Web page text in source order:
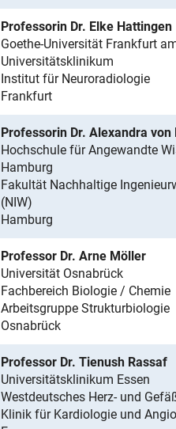
Professorin Dr. Elke Hattingen
Goethe-Universität Frankfurt
Universitätsklinikum
Institut für Neuroradiologie
Frankfurt
Professorin Dr. Alexandra von
Hochschule für Angewandte
Hamburg
Fakultät Nachhaltige
(NIW)
Hamburg
Professor Dr. Arne Möller
Universität Osnabrück
Fachbereich Biologie / Chemie
Arbeitsgruppe Strukturbiologie
Osnabrück
Professor Dr. Tienush Rassaf
Universitätsklinikum Essen
Westdeutsches Herz- und
Klinik für Kardiologie und